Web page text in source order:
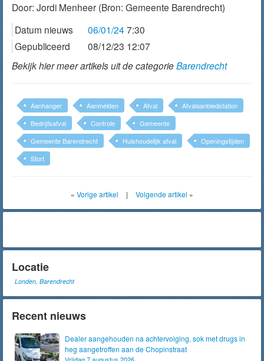
Door: Jordi Menheer (Bron: Gemeente Barendrecht)
Datum nieuws
06/01/24 7:30
Gepubliceerd
08/12/23 12:07
Bekijk hier meer artikels uit de categorieBarendrecht
Aanhanger Aanmelden Afval
Afvalaanbiedstation
Bedrijfsafval
Controle
Gemeente
Gemeente Barendrecht
Huishoudelijk afval
Openingstijden
Stort
« Vorige artikel | Volgende artikel »
Locatie
Londen, Barendrecht
Recent nieuws
Dealer aangehouden na achtervolging, sok met drugs in
heg aangetroffen aan de Chopinstraat